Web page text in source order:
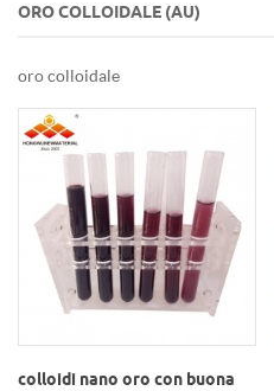
ORO COLLOIDALE (AU)
oro colloidale
colloidi nano oro con buona